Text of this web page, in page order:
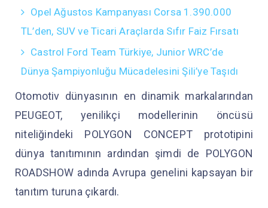
Opel Ağustos Kampanyası Corsa 1.390.000
TL’den, SUV ve Ticari Araçlarda Sıfır Faiz Fırsatı
Castrol Ford Team Türkiye, Junior WRC’de
Dünya Şampiyonluğu Mücadelesini Şili’ye Taşıdı
Otomotiv dünyasının en dinamik markalarından
PEUGEOT, yenilikçi modellerinin öncüsü
niteliğindeki POLYGON CONCEPT prototipini
dünya tanıtımının ardından şimdi de POLYGON
ROADSHOW adında Avrupa genelini kapsayan bir
tanıtım turuna çıkardı.